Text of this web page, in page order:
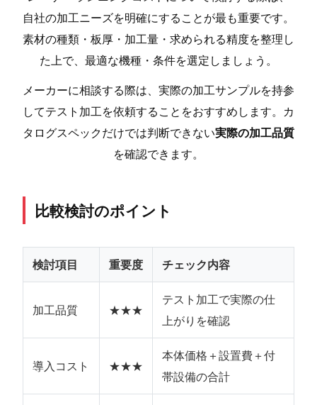
自社の加工ニーズを明確にすることが最も重要です。
素材の種類・板厚・加工量・求められる精度を整理し
た上で、最適な機種・条件を選定しましょう。
メーカーに相談する際は、実際の加工サンプルを持参
してテスト加工を依頼することをおすすめします。カ
タログスペックだけでは判断できない実際の加工品質
を確認できます。
比較検討のポイント
検討項目 重要度 チェック内容
加工品質 ★★★
テスト加工で実際の仕
上がりを確認
導入コスト ★★★
本体価格＋設置費＋付
帯設備の合計